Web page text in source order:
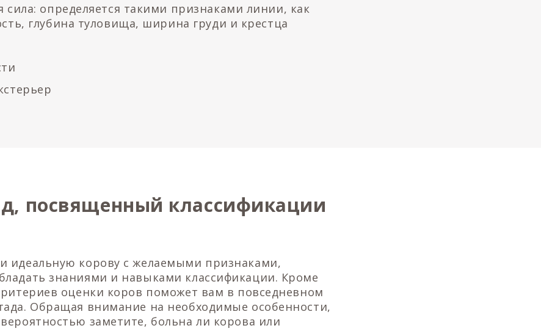
сила: определяется такими признаками линии, как
глубина туловища, ширина груди и крестца
посвященный классификации
идеальную корову с желаемыми признаками,
знаниями и навыками классификации. Кроме
оценки коров поможет вам в повседневном
Обращая внимание на необходимые особенности,
заметите, больна ли корова или